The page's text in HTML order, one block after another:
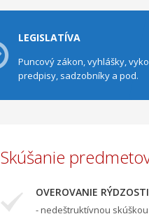
LEGISLATÍVA
Puncový zákon, vyhlášky,
predpisy, sadzobníky a pod.
Skúšanie
OVEROVANIE RÝDZOSTI
- nedeštruktívnou